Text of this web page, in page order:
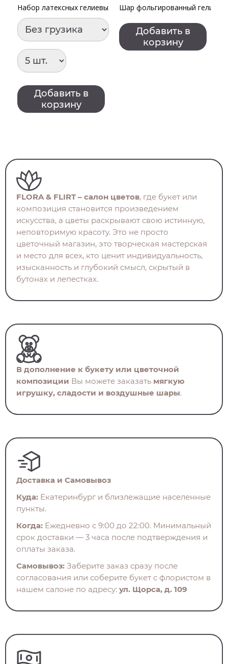
Набор латексных гелиевых шаров "С днем рождения
Добавить в
корзину
Шар фольгированный
Добавить в
корзину
FLORA & FLIRT – салон цветов, где букет или
композиция становится произведением
искусства, а цветы раскрывают свою истинную,
неповторимую красоту. Это не просто
цветочный магазин, это творческая мастерская
и место для всех, кто ценит индивидуальность,
изысканность и глубокий смысл, скрытый в
бутонах и лепестках.
В дополнение к букету или цветочной
композиции Вы можете заказать мягкую
игрушку, сладости и воздушные шары.
Доставка и Самовывоз
Куда: Екатеринбург и близлежащие населенные
пункты.
Когда: Ежедневно с 9:00 до 22:00. Минимальный
срок доставки — 3 часа после подтверждения и
оплаты заказа.
Самовывоз: Заберите заказ сразу после
согласования или соберите букет с флористом в
нашем салоне по адресу: ул. Щорса, д. 109